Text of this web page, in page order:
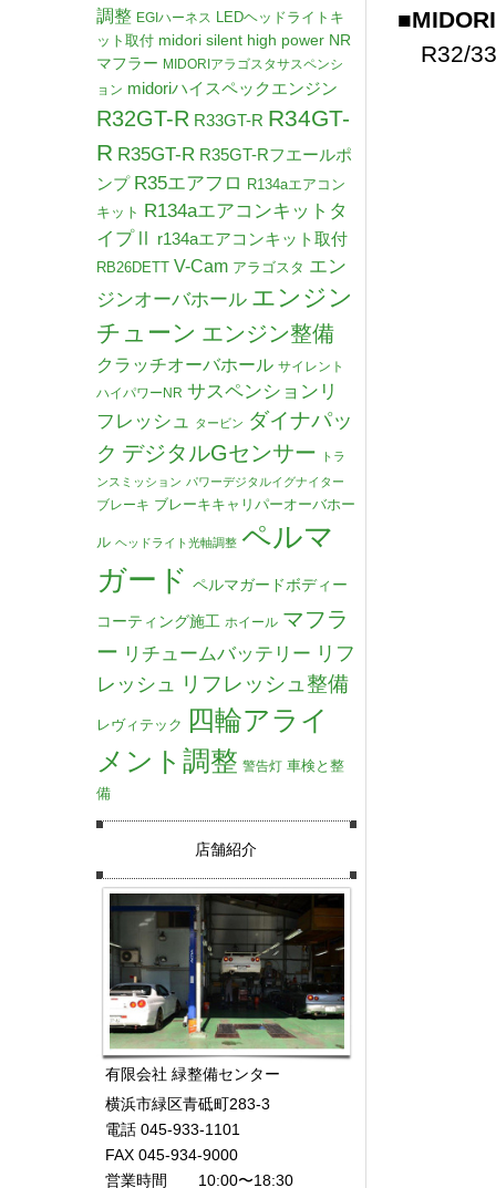
■
R32/
調整 EGIハーネス LEDヘッドライトキ
ット取付 midori silent high power NR
マフラー MIDORIアラゴスタサスペンシ
ョン midoriハイスペックエンジン
R32GT-R R33GT-R R34GT-
R R35GT-R R35GT-Rフエールポ
ンプ R35エアフロ R134aエアコン
キット R134aエアコンキットタ
イプⅡ
r134aエアコンキット取付
RB26DETT V-Cam アラゴスタ エン
ジンオーバホール エンジン
チューン エンジン整備
クラッチオーバホール サイレント
ハイパワーNR サスペンションリ
フレッシュ
タービン ダイナパッ
ク デジタルGセンサー
トラ
ンスミッション パワーデジタルイグナイター
ブレーキ ブレーキキャリパーオーバホー
ル ヘッドライト光軸調整 ペルマ
ガード ペルマガードボディー
コーティング施工 ホイール マフラ
ー リチュームバッテリー リフ
レッシュ
リフレッシュ整備
レヴィテック 四輪アライ
メント調整 警告灯 車検と整
備
店舗紹介
有限会社 緑整備センター
横浜市緑区青砥町283-3
電話 045-933-1101
FAX 045-934-9000
営業時間 10:00〜18:30